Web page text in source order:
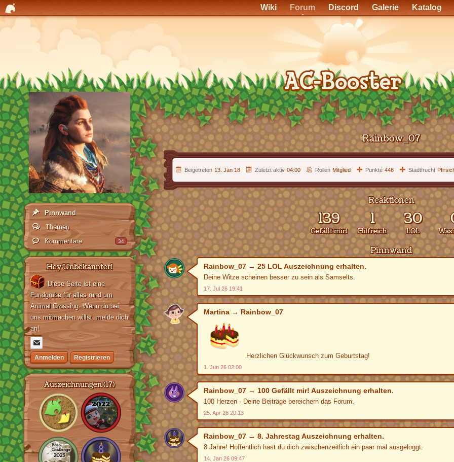
Wiki Forum Discord Galerie Katalog
Pinnwand
Themen
Kommentare
34
Hey Unbekannter!
Diese Seite ist eine
Fundgrube für alles rund um
Animal Crossing. Wenn du bei
uns mitmachen willst, melde dich
an!
Anmelden Registrieren
Auszeichnungen (17)
Rainbow_07
Beigetreten 13. Jan 18 Zuletzt aktiv 04:00 Rollen Mitglied Punkte 448 Stadtfrucht
Reaktionen
139
Gefällt mir!
1
Hilfreich
30
LOL Was
Pinnwand
Rainbow_07 → 25 LOL Auszeichnung erhalten.
Deine Witze scheinen besser zu sein als Samselts.
17. Jul 26 19:41
Martina → Rainbow_07
Herzlichen Glückwunsch zum Geburtstag!
1. Jun 26 02:00
Rainbow_07 → 100 Gefällt mir! Auszeichnung erhalten.
100 Herzen - Deine Beiträge bereichern das Forum.
25. Apr 26 20:13
Rainbow_07 → 8. Jahrestag Auszeichnung erhalten.
8 Jahre! Hoffentlich hast du dich zwischenzeitlich ein paar mal ausgeloggt.
14. Jan 26 09:47